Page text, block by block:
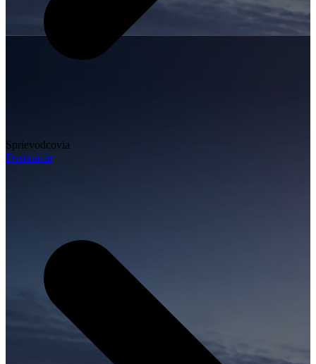
Sprievodcovia
Destinácie